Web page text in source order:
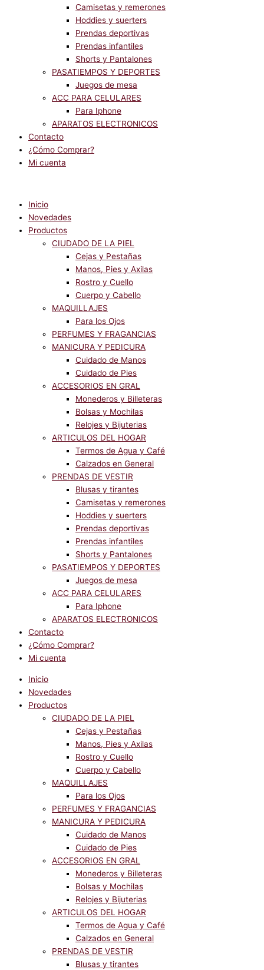
Camisetas y remerones
Hoddies y suerters
Prendas deportivas
Prendas infantiles
Shorts y Pantalones
PASATIEMPOS Y DEPORTES
Juegos de mesa
ACC PARA CELULARES
Para Iphone
APARATOS ELECTRONICOS
Contacto
¿Cómo Comprar?
Mi cuenta
Inicio
Novedades
Productos
CIUDADO DE LA PIEL
Cejas y Pestañas
Manos, Pies y Axilas
Rostro y Cuello
Cuerpo y Cabello
MAQUILLAJES
Para los Ojos
PERFUMES Y FRAGANCIAS
MANICURA Y PEDICURA
Cuidado de Manos
Cuidado de Pies
ACCESORIOS EN GRAL
Monederos y Billeteras
Bolsas y Mochilas
Relojes y Bijuterias
ARTICULOS DEL HOGAR
Termos de Agua y Café
Calzados en General
PRENDAS DE VESTIR
Blusas y tirantes
Camisetas y remerones
Hoddies y suerters
Prendas deportivas
Prendas infantiles
Shorts y Pantalones
PASATIEMPOS Y DEPORTES
Juegos de mesa
ACC PARA CELULARES
Para Iphone
APARATOS ELECTRONICOS
Contacto
¿Cómo Comprar?
Mi cuenta
Inicio
Novedades
Productos
CIUDADO DE LA PIEL
Cejas y Pestañas
Manos, Pies y Axilas
Rostro y Cuello
Cuerpo y Cabello
MAQUILLAJES
Para los Ojos
PERFUMES Y FRAGANCIAS
MANICURA Y PEDICURA
Cuidado de Manos
Cuidado de Pies
ACCESORIOS EN GRAL
Monederos y Billeteras
Bolsas y Mochilas
Relojes y Bijuterias
ARTICULOS DEL HOGAR
Termos de Agua y Café
Calzados en General
PRENDAS DE VESTIR
Blusas y tirantes